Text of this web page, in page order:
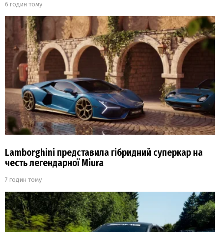
6 годин тому
Lamborghini представила гібридний суперкар на
честь легендарної Miura
7 годин тому